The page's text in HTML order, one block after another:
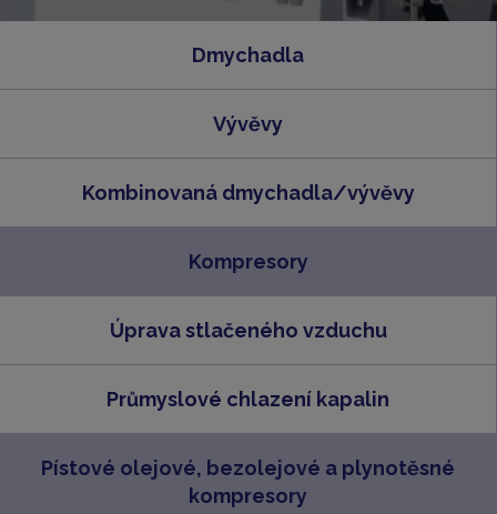
Dmychadla
Vývěvy
Kombinovaná dmychadla/vývěvy
Kompresory
Úprava stlačeného vzduchu
Průmyslové chlazení kapalin
Pístové olejové, bezolejové a plynotěsné
kompresory